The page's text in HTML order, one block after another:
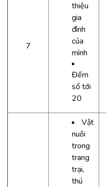
7
thiệu
gia
đình
của
mình
Đếm
số tới
20
Vật
nuôi
trong
trang
trại,
thú